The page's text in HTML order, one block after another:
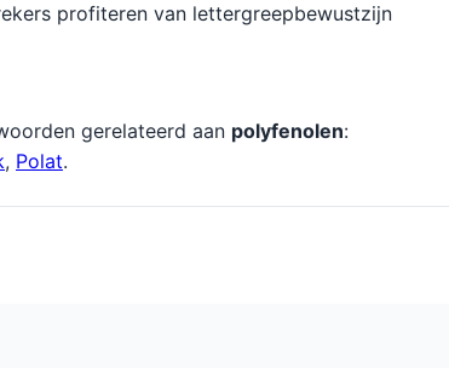
profiteren van lettergreepbewustzijn
gerelateerd aan polyfenolen:
, Polat.